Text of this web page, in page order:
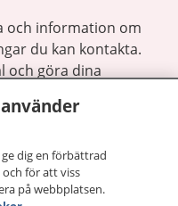
och information om
du kan kontakta.
och göra dina
dig en förbättrad
för att viss
på webbplatsen.